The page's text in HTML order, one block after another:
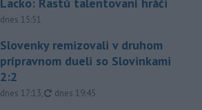
Lacko: Rastú talentovaní hráči
dnes 15:51
Slovenky remizovali v druhom
prípravnom dueli so Slovinkami
2:2
dnes 17:13, aktualizované
dnes 19:45